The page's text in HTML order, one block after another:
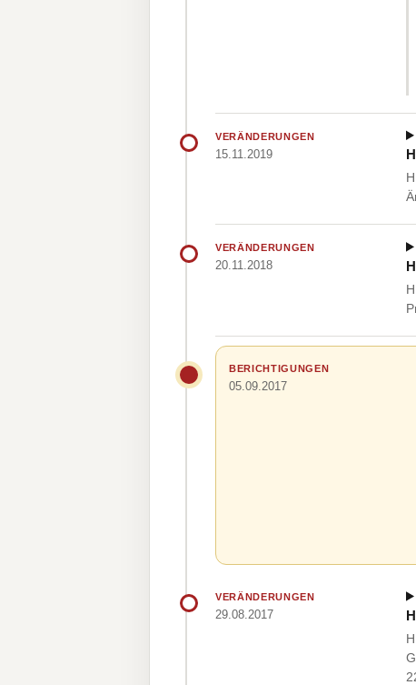
VERÄNDERUNGEN
15.11.2019
VERÄNDERUNGEN
20.11.2018
BERICHTIGUNGEN
05.09.2017
VERÄNDERUNGEN
29.08.2017